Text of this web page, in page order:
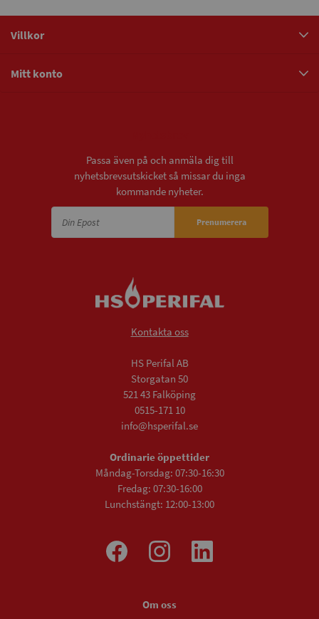
Villkor
Mitt konto
Passa även på och anmäla dig till
nyhetsbrevsutskicket så missar du inga
kommande nyheter.
Prenumerera
Kontakta oss
HS Perifal AB
Storgatan 50
521 43 Falköping
0515-171 10
info@hsperifal.se
Ordinarie öppettider
Måndag-Torsdag: 07:30-16:30
Fredag: 07:30-16:00
Lunchstängt: 12:00-13:00
Om oss